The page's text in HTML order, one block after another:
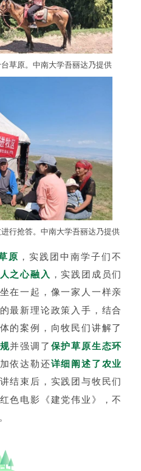
草原。中南大学吾丽达乃提供
行抢答。中南大学吾丽达乃提供
原 ，实践团中南学子们不
之心融入 ，实践团成员们
在一起，像一家人一样亲
最新理论政策入手，结合
的案例， 向牧民们讲解了
并强调了 保护草原生态环
依达勒还详细阐述了农业
结束后， 实践团与牧民们
色电影《建党伟业》，不